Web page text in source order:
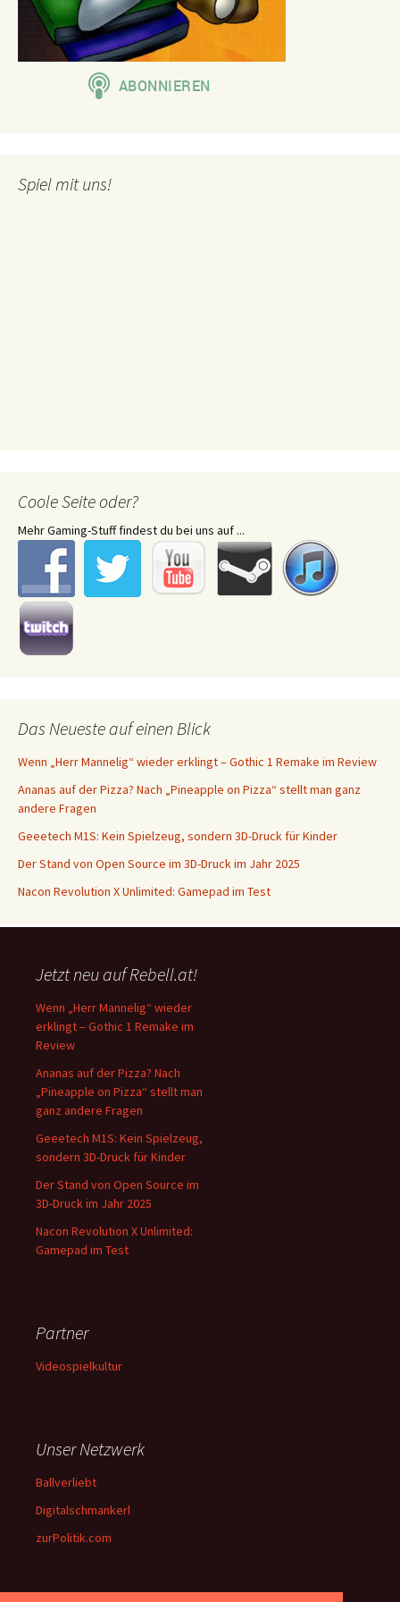
Spiel mit uns!
Coole Seite oder?
Mehr Gaming-Stuff findest du bei uns auf ...
Das Neueste auf einen Blick
Wenn „Herr Mannelig“ wieder erklingt – Gothic 1 Remake im Review
Ananas auf der Pizza? Nach „Pineapple on Pizza“ stellt man ganz
andere Fragen
Geeetech M1S: Kein Spielzeug, sondern 3D-Druck für Kinder
Der Stand von Open Source im 3D-Druck im Jahr 2025
Nacon Revolution X Unlimited: Gamepad im Test
Jetzt neu auf Rebell.at!
Wenn „Herr Mannelig“ wieder
erklingt – Gothic 1 Remake im
Review
Ananas auf der Pizza? Nach
„Pineapple on Pizza“ stellt man
ganz andere Fragen
Geeetech M1S: Kein Spielzeug,
sondern 3D-Druck für Kinder
Der Stand von Open Source im
3D-Druck im Jahr 2025
Nacon Revolution X Unlimited:
Gamepad im Test
Partner
Videospielkultur
Unser Netzwerk
Ballverliebt
Digitalschmankerl
zurPolitik.com